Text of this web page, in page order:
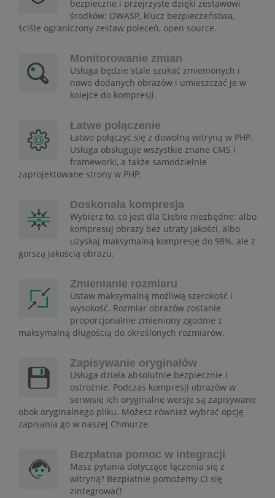
bezpieczne i przejrzyste dzięki zestawowi
środków: OWASP, klucz bezpieczeństwa,
ściśle ograniczony zestaw poleceń, open source.
Monitorowanie zmian
Usługa będzie stale szukać zmienionych i
nowo dodanych obrazów i umieszczać je w
kolejce do kompresji.
Łatwe połączenie
Łatwo połączyć się z dowolną witryną w PHP.
Usługa obsługuje wszystkie znane CMS i
frameworki, a także samodzielnie
zaprojektowane strony w PHP.
Doskonała kompresja
Wybierz to, co jest dla Ciebie niezbędne: albo
kompresuj obrazy bez utraty jakości, albo
uzyskaj maksymalną kompresję do 98%, ale z
gorszą jakością obrazu.
Zmienianie rozmiaru
Ustaw maksymalną możliwą szerokość i
wysokość. Rozmiar obrazów zostanie
proporcjonalnie zmieniony zgodnie z
maksymalną długością do określonych rozmiarów.
Zapisywanie oryginałów
Usługa działa absolutnie bezpiecznie i
ostrożnie. Podczas kompresji obrazów w
serwisie ich oryginalne wersje są zapisywane
obok oryginalnego pliku. Możesz również wybrać opcję
zapisania go w naszej Chmurze.
Bezpłatna pomoc w integracji
Masz pytania dotyczące łączenia się z
witryną? Bezpłatnie pomożemy Ci się
zintegrować!